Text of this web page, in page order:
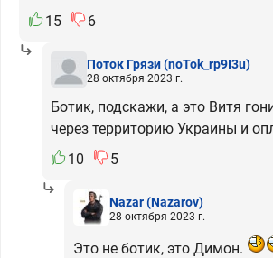
15
6
Поток Грязи(noTok_rp9I3u)
28 октября 2023 г.
Ботик, подскажи, а это Витя
через территорию Украины и
10
5
Nazar(Nazarov)
28 октября 2023 г.
Это не ботик, это Димон.